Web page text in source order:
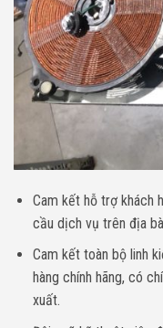
Cam kết hỗ trợ khách
cầu dịch vụ trên địa
Cam kết toàn bộ linh
hàng chính hãng, có
xuất.